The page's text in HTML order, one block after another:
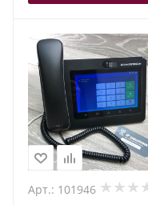
Арт.: 101946